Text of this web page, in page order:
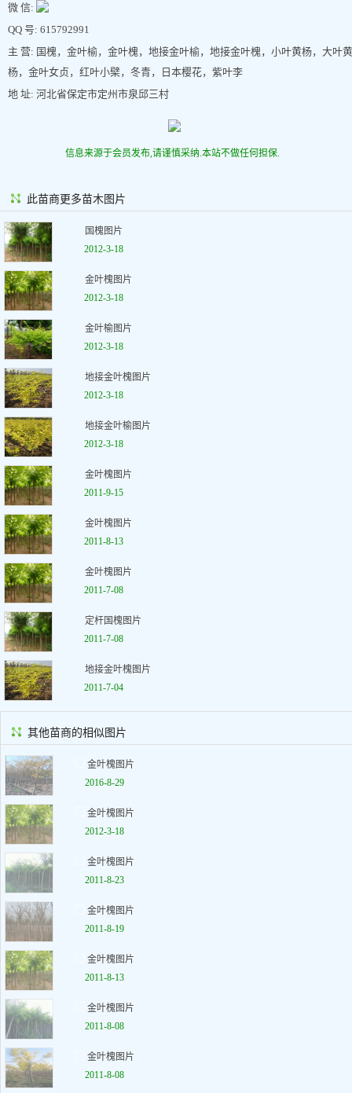
微 信:
QQ 号: 615792991
主 营: 国槐，金叶榆，金叶槐，地接金叶榆，地接金叶槐，小叶黄杨，大叶黄
杨，金叶女贞，红叶小檗，冬青，日本樱花，紫叶李
地 址: 河北省保定市定州市泉邱三村
信息来源于会员发布,请谨慎采纳.本站不做任何担保.
此苗商更多苗木图片
国槐图片
2012-3-18
金叶槐图片
2012-3-18
金叶榆图片
2012-3-18
地接金叶槐图片
2012-3-18
地接金叶榆图片
2012-3-18
金叶槐图片
2011-9-15
金叶槐图片
2011-8-13
金叶槐图片
2011-7-08
定杆国槐图片
2011-7-08
地接金叶槐图片
2011-7-04
其他苗商的相似图片
金叶槐图片
2016-8-29
金叶槐图片
2012-3-18
金叶槐图片
2011-8-23
金叶槐图片
2011-8-19
金叶槐图片
2011-8-13
金叶槐图片
2011-8-08
金叶槐图片
2011-8-08